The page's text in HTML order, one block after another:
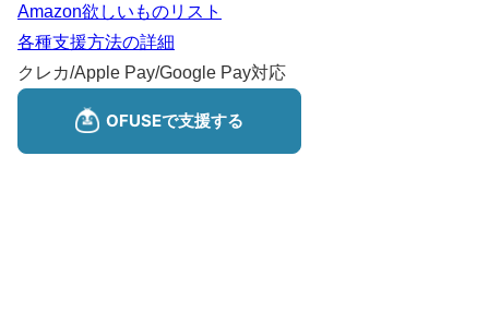
Amazon欲しいものリスト
各種支援方法の詳細
クレカ/Apple Pay/Google Pay対応